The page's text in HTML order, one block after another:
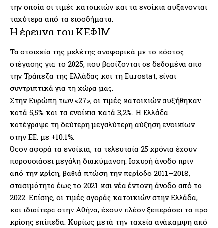
την οποία οι τιμές κατοικιών και τα ενοίκια αυξάνονται
ταχύτερα από τα εισοδήματα.
Η έρευνα του ΚΕΦΙΜ
Τα στοιχεία της μελέτης αναφορικά με το κόστος
στέγασης για το 2025, που βασίζονται σε δεδομένα από
την Τράπεζα της Ελλάδας και τη Eurostat, είναι
συντριπτικά για τη χώρα μας.
Στην Ευρώπη των «27», οι τιμές κατοικιών αυξήθηκαν
κατά 5,5% και τα ενοίκια κατά 3,2%. Η Ελλάδα
κατέγραψε τη δεύτερη μεγαλύτερη αύξηση ενοικίων
στην ΕΕ, με +10,1%.
Όσον αφορά τα ενοίκια, τα τελευταία 25 χρόνια έχουν
παρουσιάσει μεγάλη διακύμανση. Ισχυρή άνοδο πριν
από την κρίση, βαθιά πτώση την περίοδο 2011–2018,
στασιμότητα έως το 2021 και νέα έντονη άνοδο από το
2022. Επίσης, οι τιμές αγοράς κατοικιών στην Ελλάδα,
και ιδιαίτερα στην Αθήνα, έχουν πλέον ξεπεράσει τα προ
κρίσης επίπεδα. Κυρίως μετά την ταχεία ανάκαμψη από